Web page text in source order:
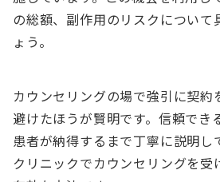
の総額、副作用のリスクについて
ょう。
カウンセリングの場で強引に契約
避けたほうが賢明です。信頼でき
患者が納得するまで丁寧に説明し
クリニックでカウンセリングを受